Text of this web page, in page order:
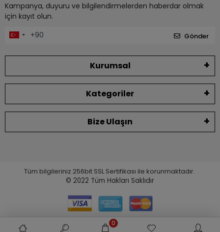
Kampanya, duyuru ve bilgilendirmelerden haberdar olmak
için kayıt olun.
Gönder
Kurumsal
Kategoriler
Bize Ulaşın
Tüm bilgileriniz 256bit SSL Sertifikası ile korunmaktadır.
© 2022 Tüm Hakları Saklıdır
0